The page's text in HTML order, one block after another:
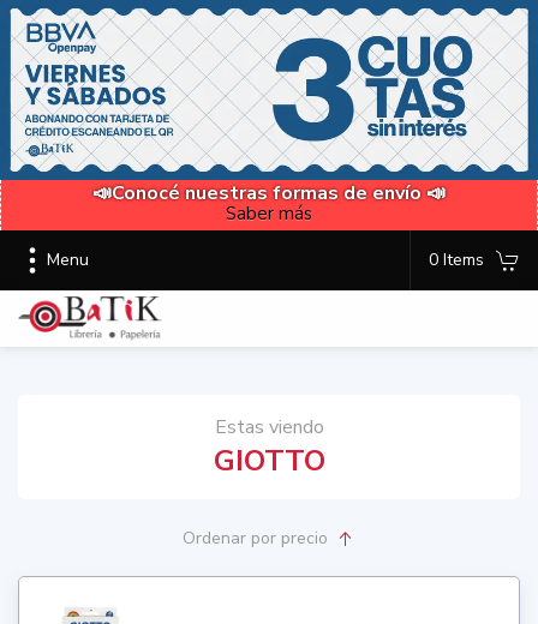
📣Conocé nuestras formas de envío 📣
Saber más
Menu 0 Items
Estas viendo
GIOTTO
Ordenarpor precio